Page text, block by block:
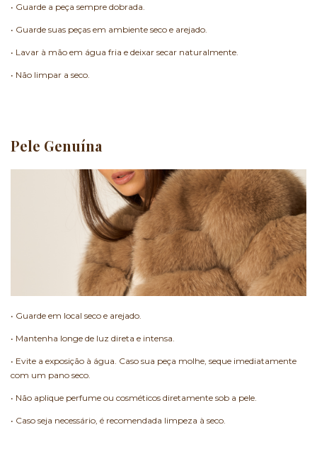
• Guarde a peça sempre dobrada.
• Guarde suas peças em ambiente seco e arejado.
• Lavar à mão em água fria e deixar secar naturalmente.
• Não limpar a seco.
Pele Genuína
• Guarde em local seco e arejado.
• Mantenha longe de luz direta e intensa.
• Evite a exposição à água. Caso sua peça molhe, seque imediatamente
com um pano seco.
• Não aplique perfume ou cosméticos diretamente sob a pele.
• Caso seja necessário, é recomendada limpeza à seco.